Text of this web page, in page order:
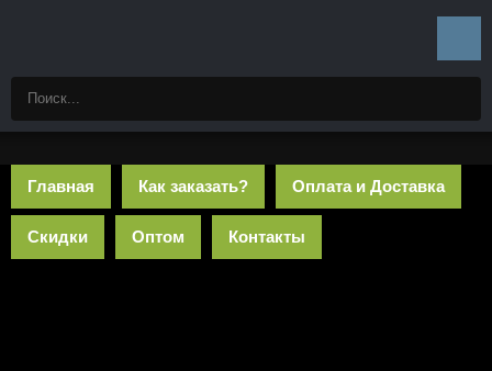
Главная Как заказать? Оплата и Доставка
Скидки Оптом Контакты